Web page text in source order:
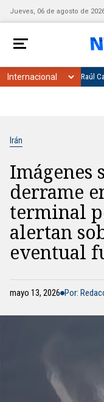
Jueves, 06 de agosto de
Raúl
Irán
Imágenes
derrame
terminal
alertan
eventual
mayo 13, 2026 Por: